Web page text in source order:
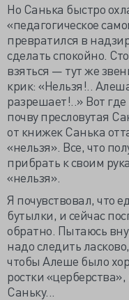
Но Санька быстро
«педагогическое
превратился в
сделать спокойно.
взяться — тут же
крик: «Нельзя!..
разрешает!..» Вот
почву пресловутая
от книжек Санька
«нельзя». Все, что
прибрать к своим
«нельзя».
Я почувствовал, что
бутылки, и сейчас
обратно. Пытаюсь
надо следить
чтобы Алеше было
ростки
Саньку...